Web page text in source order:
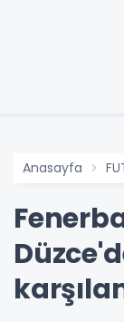
Anasayfa